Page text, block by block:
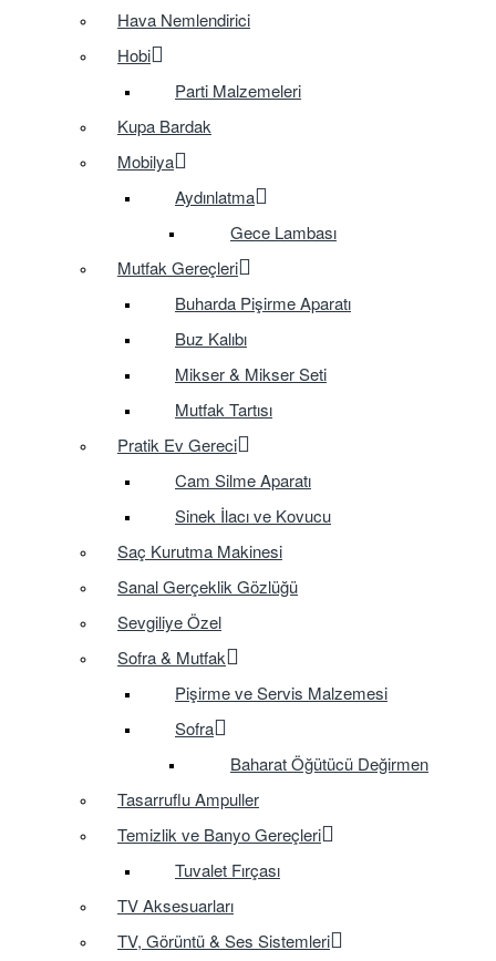
Hava Nemlendirici
Hobi
Parti Malzemeleri
Kupa Bardak
Mobilya
Aydınlatma
Gece Lambası
Mutfak Gereçleri
Buharda Pişirme Aparatı
Buz Kalıbı
Mikser & Mikser Seti
Mutfak Tartısı
Pratik Ev Gereci
Cam Silme Aparatı
Sinek İlacı ve Kovucu
Saç Kurutma Makinesi
Sanal Gerçeklik Gözlüğü
Sevgiliye Özel
Sofra & Mutfak
Pişirme ve Servis Malzemesi
Sofra
Baharat Öğütücü Değirmen
Tasarruflu Ampuller
Temizlik ve Banyo Gereçleri
Tuvalet Fırçası
TV Aksesuarları
TV, Görüntü & Ses Sistemleri